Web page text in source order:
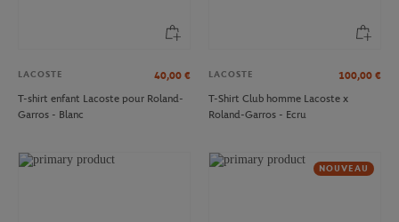
LACOSTE 40,00 €
T-shirt enfant Lacoste pour Roland-
Garros - Blanc
LACOSTE 100,00 €
T-Shirt Club homme Lacoste x
Roland-Garros - Ecru
NOUVEAU